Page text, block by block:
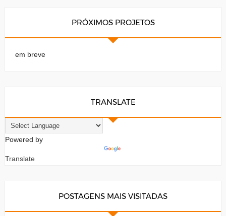
PRÓXIMOS PROJETOS
em breve
TRANSLATE
Powered by
Translate
POSTAGENS MAIS VISITADAS